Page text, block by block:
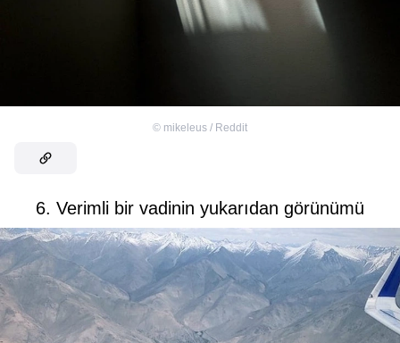
© mikeleus / Reddit
6. Verimli bir vadinin yukarıdan görünümü